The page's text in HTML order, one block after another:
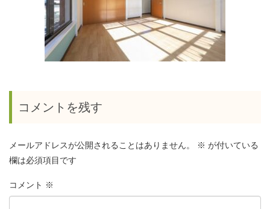
コメントを残す
メールアドレスが公開されることはありません。 ※ が付いている
欄は必須項目です
コメント ※